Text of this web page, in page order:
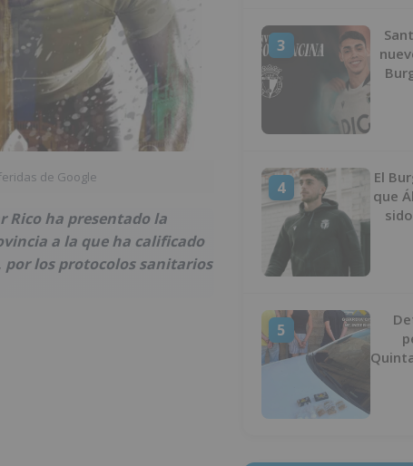
de Google
Rico ha presentado la
a la que ha calificado
los protocolos sanitarios
3
4
El
que
5